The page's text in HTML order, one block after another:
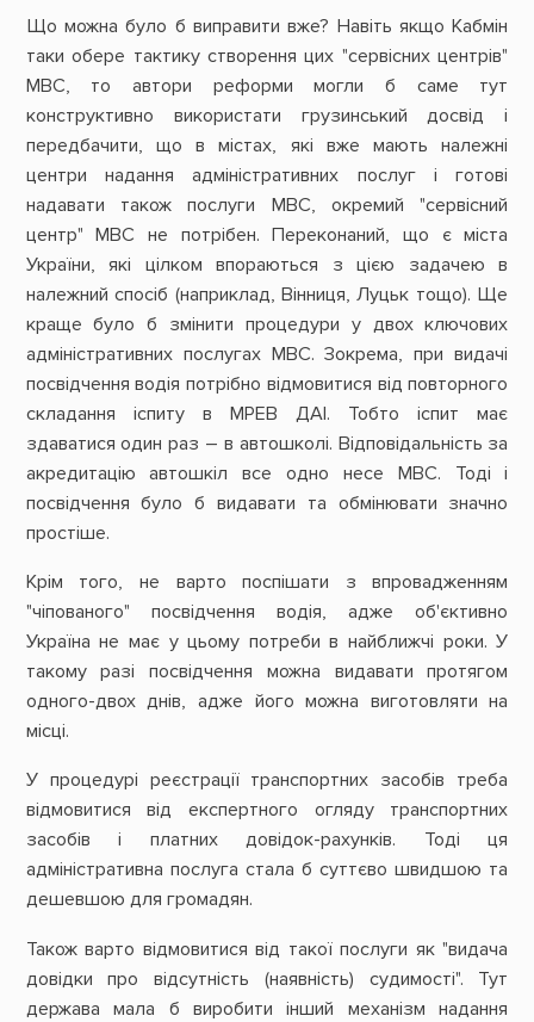
Що можна було б виправити вже? Навіть якщо Кабмін
таки обере тактику створення цих "сервісних центрів"
МВС, то автори реформи могли б саме тут
конструктивно використати грузинський досвід і
передбачити, що в містах, які вже мають належні
центри надання адміністративних послуг і готові
надавати також послуги МВС, окремий "сервісний
центр" МВС не потрібен. Переконаний, що є міста
України, які цілком впораються з цією задачею в
належний спосіб (наприклад, Вінниця, Луцьк тощо). Ще
краще було б змінити процедури у двох ключових
адміністративних послугах МВС. Зокрема, при видачі
посвідчення водія потрібно відмовитися від повторного
складання іспиту в МРЕВ ДАІ. Тобто іспит має
здаватися один раз – в автошколі. Відповідальність за
акредитацію автошкіл все одно несе МВС. Тоді і
посвідчення було б видавати та обмінювати значно
простіше.
Крім того, не варто поспішати з впровадженням
"чіпованого" посвідчення водія, адже об'єктивно
Україна не має у цьому потреби в найближчі роки. У
такому разі посвідчення можна видавати протягом
одного-двох днів, адже його можна виготовляти на
місці.
У процедурі реєстрації транспортних засобів треба
відмовитися від експертного огляду транспортних
засобів і платних довідок-рахунків. Тоді ця
адміністративна послуга стала б суттєво швидшою та
дешевшою для громадян.
Також варто відмовитися від такої послуги як "видача
довідки про відсутність (наявність) судимості". Тут
держава мала б виробити інший механізм надання